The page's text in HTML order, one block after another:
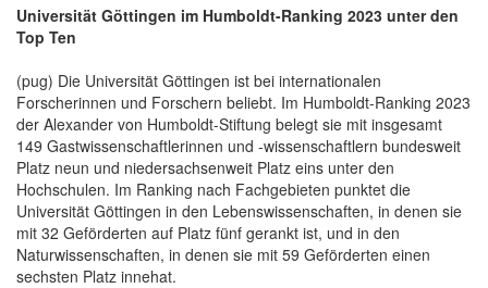
Universität Göttingen im Humboldt-Ranking 2023 unter den
Top Ten
(pug) Die Universität Göttingen ist bei internationalen
Forscherinnen und Forschern beliebt. Im Humboldt-Ranking 2023
der Alexander von Humboldt-Stiftung belegt sie mit insgesamt
149 Gastwissenschaftlerinnen und -wissenschaftlern bundesweit
Platz neun und niedersachsenweit Platz eins unter den
Hochschulen. Im Ranking nach Fachgebieten punktet die
Universität Göttingen in den Lebenswissenschaften, in denen sie
mit 32 Geförderten auf Platz fünf gerankt ist, und in den
Naturwissenschaften, in denen sie mit 59 Geförderten einen
sechsten Platz innehat.